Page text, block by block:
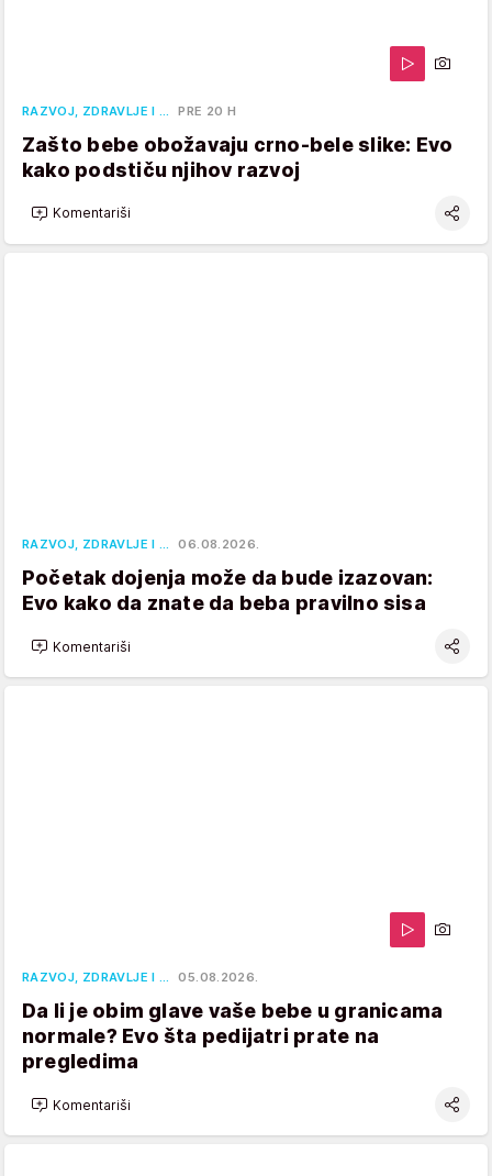
RAZVOJ, ZDRAVLJE I … PRE 20 H
Zašto bebe obožavaju crno-bele slike: Evo
kako podstiču njihov razvoj
Komentariši
RAZVOJ, ZDRAVLJE I … 06.08.2026.
Početak dojenja može da bude izazovan:
Evo kako da znate da beba pravilno sisa
Komentariši
RAZVOJ, ZDRAVLJE I … 05.08.2026.
Da li je obim glave vaše bebe u granicama
normale? Evo šta pedijatri prate na
pregledima
Komentariši